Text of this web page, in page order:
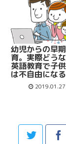
幼児からの早
育。実際どう
英語教育で子
は不自由にな
2019.01.27